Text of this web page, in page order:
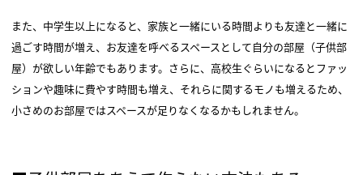
また、中学生以上になると、家族と一緒にいる時間よりも友達と一緒に
過ごす時間が増え、お友達を呼べるスペースとして自分の部屋（子供部
屋）が欲しい年齢でもあります。さらに、高校生ぐらいになるとファッ
ションや趣味に費やす時間も増え、それらに関するモノも増えるため、
小さめのお部屋ではスペースが足りなくなるかもしれません。